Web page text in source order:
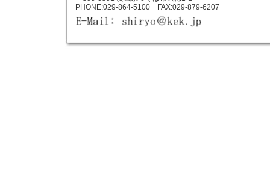
PHONE:029-864-5100 FAX:029-879-6207